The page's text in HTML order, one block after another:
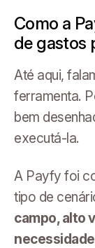
Como a
de gastos
Até aqui,
ferramenta.
bem
executá-la.
A Payfy foi
tipo de
campo, alto